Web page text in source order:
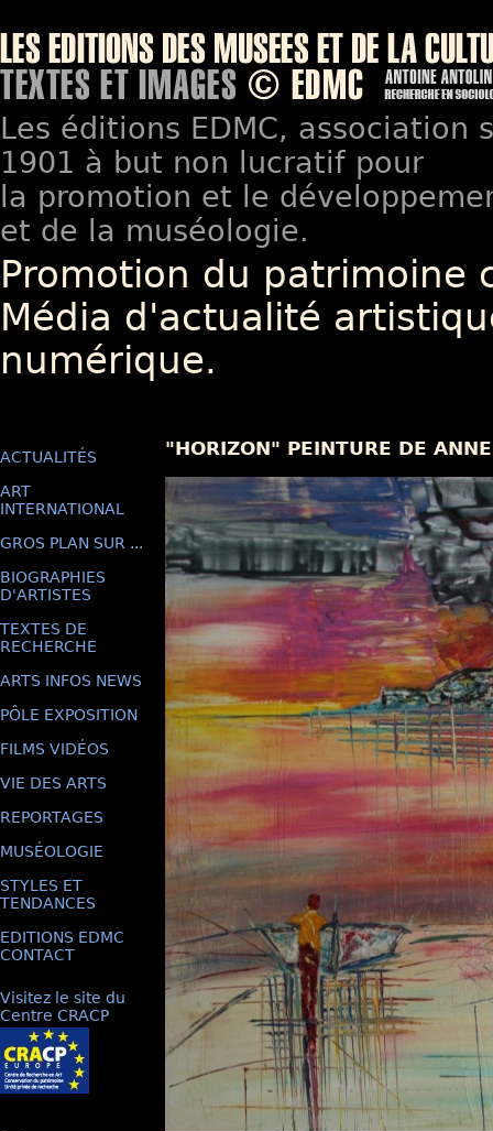
Les éditions EDMC, association
1901 à but non lucratif pour
la promotion et le
et de la muséologie.
Promotion du patrimoine
Média d'actualité
numérique.
ACTUALITÉS
ART
INTERNATIONAL
GROS PLAN SUR ...
BIOGRAPHIES
D'ARTISTES
TEXTES DE
RECHERCHE
ARTS INFOS NEWS
PÔLE EXPOSITION
FILMS VIDÉOS
VIE DES ARTS
REPORTAGES
MUSÉOLOGIE
STYLES ET
TENDANCES
EDITIONS EDMC
CONTACT
Visitez le site du
Centre CRACP
"HORIZON" PEINTURE DE